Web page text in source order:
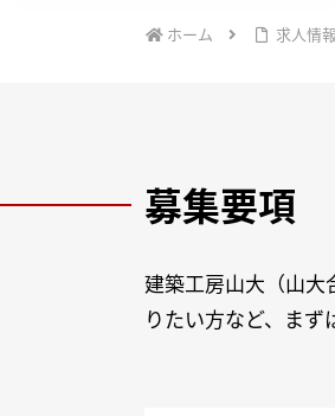
ホーム 求人情報
募集要項
建築工房山大（山大
りたい方など、ま